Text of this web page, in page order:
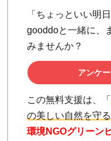
「ちょっといい明
gooddoと一緒に、
みませんか？
アンケ
この無料支援は、「
の美しい自然を守
環境NGOグリーン